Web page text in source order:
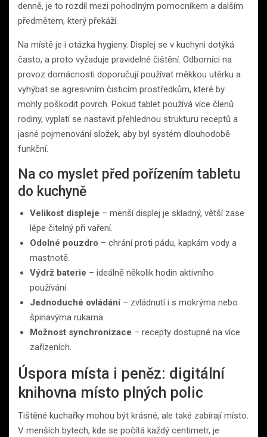
denně, je to rozdíl mezi pohodlným pomocníkem a dalším
předmětem, který překáží.
Na místě je i otázka hygieny. Displej se v kuchyni dotýká
často, a proto vyžaduje pravidelné čištění. Odborníci na
provoz domácnosti doporučují používat měkkou utěrku a
vyhýbat se agresivním čisticím prostředkům, které by
mohly poškodit povrch. Pokud tablet používá více členů
rodiny, vyplatí se nastavit přehlednou strukturu receptů a
jasné pojmenování složek, aby byl systém dlouhodobě
funkční.
Na co myslet před pořízením tabletu
do kuchyně
Velikost displeje – menší displej je skladný, větší zase
lépe čitelný při vaření.
Odolné pouzdro – chrání proti pádu, kapkám vody a
mastnotě.
Výdrž baterie – ideálně několik hodin aktivního
používání.
Jednoduché ovládání– zvládnutí i s mokrýma nebo
špinavýma rukama.
Možnost synchronizace – recepty dostupné na více
zařízeních.
Úspora místa i peněz: digitální
knihovna místo plných polic
Tištěné kuchařky mohou být krásné, ale také zabírají místo.
V menších bytech, kde se počítá každý centimetr, je